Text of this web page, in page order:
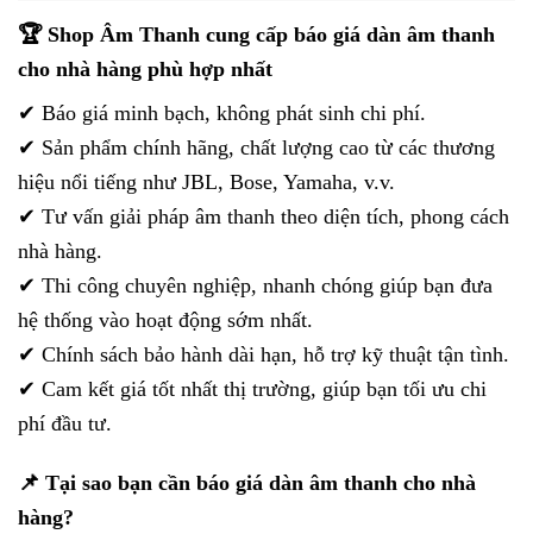
🏆 Shop Âm Thanh cung cấp báo giá dàn âm thanh
cho nhà hàng phù hợp nhất
✔ Báo giá minh bạch, không phát sinh chi phí.
✔ Sản phẩm chính hãng, chất lượng cao từ các thương
hiệu nổi tiếng như JBL, Bose, Yamaha, v.v.
✔ Tư vấn giải pháp âm thanh theo diện tích, phong cách
nhà hàng.
✔ Thi công chuyên nghiệp, nhanh chóng giúp bạn đưa
hệ thống vào hoạt động sớm nhất.
✔ Chính sách bảo hành dài hạn, hỗ trợ kỹ thuật tận tình.
✔ Cam kết giá tốt nhất thị trường, giúp bạn tối ưu chi
phí đầu tư.
📌 Tại sao bạn cần báo giá dàn âm thanh cho nhà
hàng?